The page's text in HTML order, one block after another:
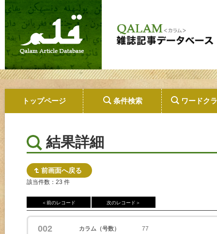
トップページ 条件検索 ワードク
結果詳細
前画面へ戻る
該当件数：23 件
＜前のレコード 次のレコード＞
002 カラム（号数） 77